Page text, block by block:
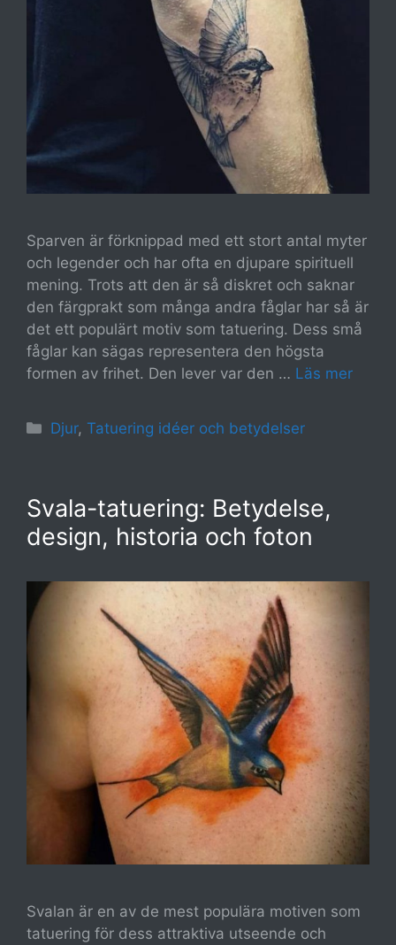
Sparven är förknippad med ett stort antal myter
och legender och har ofta en djupare spirituell
mening. Trots att den är så diskret och saknar
den färgprakt som många andra fåglar har så är
det ett populärt motiv som tatuering. Dess små
fåglar kan sägas representera den högsta
formen av frihet. Den lever var den … Läs mer
Kategorier
Djur, Tatuering idéer och betydelser
Svala-tatuering: Betydelse,
design, historia och foton
Svalan är en av de mest populära motiven som
tatuering för dess attraktiva utseende och